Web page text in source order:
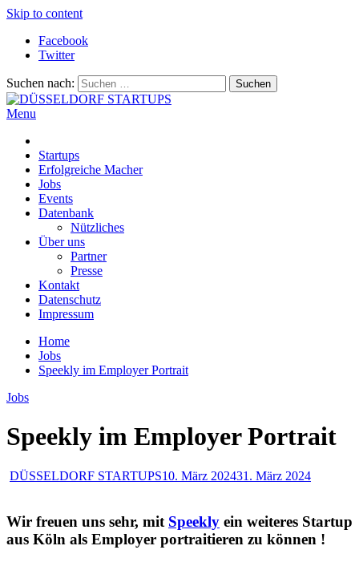
Skip to content
Facebook
Twitter
Suchen nach:
ganzen Rheinland
Menu
Startups
Erfolgreiche Macher
Jobs
Events
Datenbank
Nützliches
Über uns
Partner
Presse
Kontakt
Datenschutz
Impressum
Home
Jobs
Speekly im Employer Portrait
Jobs
Speekly im Employer Portrait
DÜSSELDORF STARTUPS10. März 202431. März 2024
Wir freuen uns sehr, mit Speekly ein weiteres Startup
aus Köln als Employer portraitieren zu können !